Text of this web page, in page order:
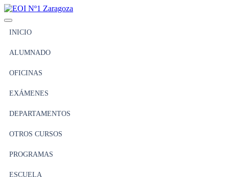
INICIO
ALUMNADO
OFICINAS
EXÁMENES
DEPARTAMENTOS
OTROS CURSOS
PROGRAMAS
ESCUELA